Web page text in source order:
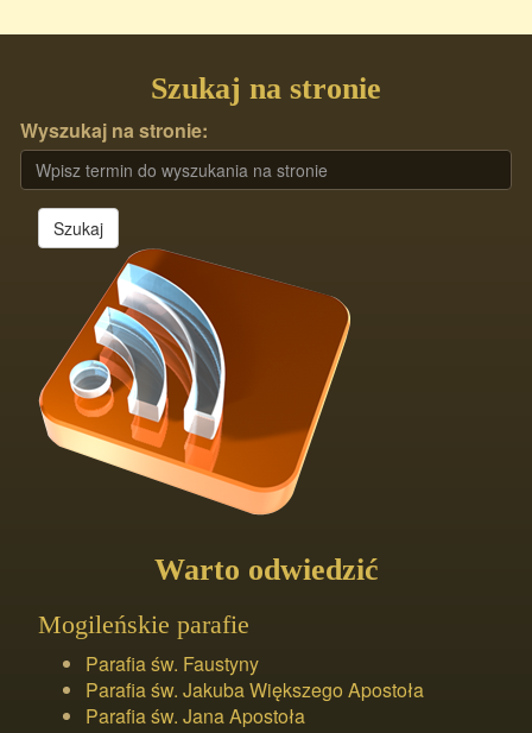
Szukaj na stronie
Wyszukaj na stronie:
Szukaj
Warto odwiedzić
Mogileńskie parafie
Parafia św. Faustyny
Parafia św. Jakuba Większego Apostoła
Parafia św. Jana Apostoła